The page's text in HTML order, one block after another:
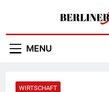
MENU
WIRTSCHAFT